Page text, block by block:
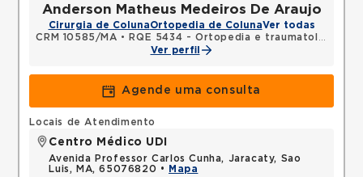
Anderson Matheus Medeiros De Araujo
Cirurgia de ColunaOrtopedia de ColunaVer todas
CRM 10585/MA •
RQE 5434 - Ortopedia e traumatologia
Ver perfil
Agende uma consulta
Locais de Atendimento
Centro Médico UDI
Avenida Professor Carlos Cunha, Jaracaty, Sao
Luis, MA, 65076820 •
Mapa